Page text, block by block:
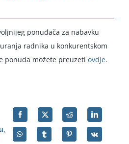
ponuđača za nabavku
radnika u konkurentskom
ponuda možete preuzeti ovdje.